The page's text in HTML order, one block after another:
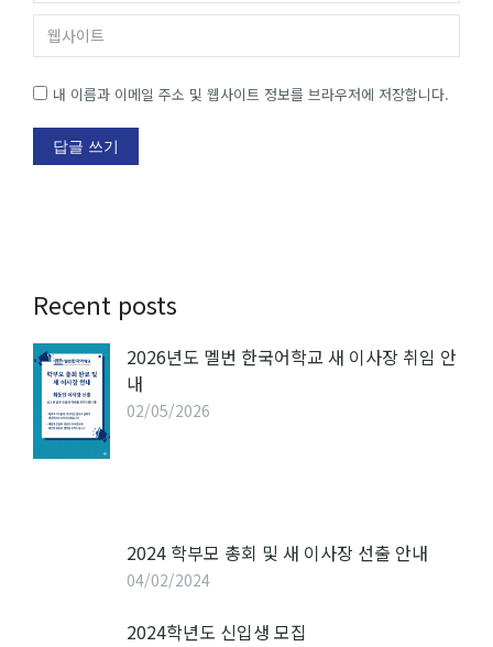
웹사이트
내 이름과 이메일 주소 및 웹사이트 정보를 브라우저에 저장합니다.
답글 쓰기
Recent posts
2026년도 멜번 한국어학교 새 이사장 취임 안
내
02/05/2026
2024 학부모 총회 및 새 이사장 선출 안내
04/02/2024
2024학년도 신입생 모집